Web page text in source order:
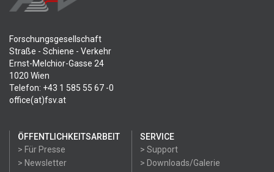
Forschungsgesellschaft
Straße - Schiene - Verkehr
Ernst-Melchior-Gasse 24
1020 Wien
Telefon: +43 1 585 55 67 -0
office(at)fsv.at
ÖFFENTLICHKEITSARBEIT
> Für Presse
> Newsletter
SERVICE
> Support
> Downloads/Galerie